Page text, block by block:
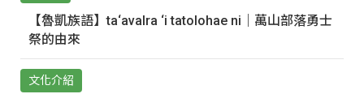
【魯凱族語】ta‘avalra ‘i tatolohae ni｜萬山部落勇士
祭的由來
文化介紹